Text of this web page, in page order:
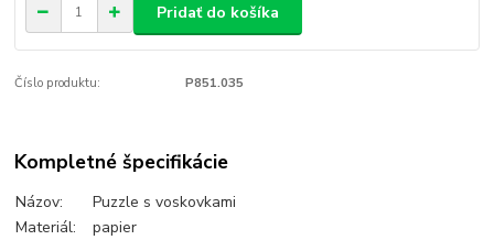
Pridať do košíka
Číslo produktu: P851.035
Kompletné špecifikácie
Názov:
Puzzle s voskovkami
Materiál:
papier